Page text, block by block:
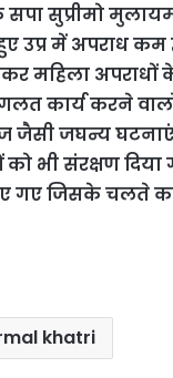
सपा सुप्रीमो
उप्र में अपराध कम
महिला
कार्य करने
जैसी जघन्य
भी संरक्षण दिया
गए जिसके चलते
khatri